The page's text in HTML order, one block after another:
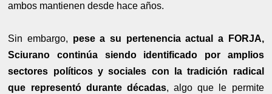
ambos mantienen desde hace años.
Sin embargo, pese a su pertenencia actual a FORJA,
Sciurano continúa siendo identificado por amplios
sectores políticos y sociales con la tradición radical
que representó durante décadas, algo que le permite